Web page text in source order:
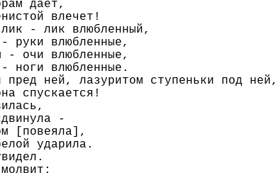
дает,
влечет!
- лик влюбленный,
руки влюбленные,
- очи влюбленные,
ноги влюбленные.
пред ней, лазуритом ступеньки под ней,
спускается!
-
[повеяла],
ударила.